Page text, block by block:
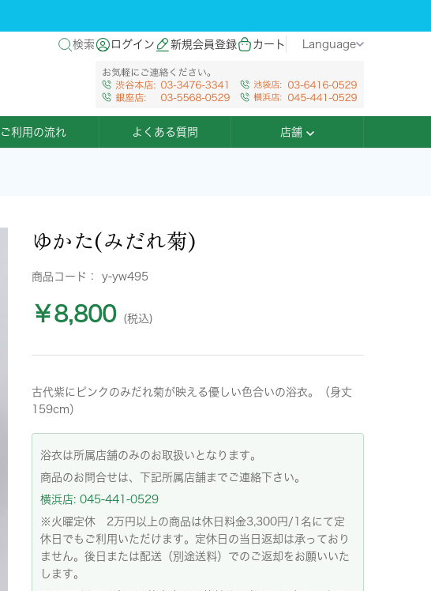
検索 ログイン 新規会員登録 カート Language
ご利用の流れ よくある質問 店舗
ゆかた(みだれ菊)
商品コード： y-yw495
￥8,800 (税込)
古代紫にピンクのみだれ菊が映える優しい色合いの浴衣。（身丈
159cm）
浴衣は所属店舗のみのお取扱いとなります。
商品のお問合せは、下記所属店舗までご連絡下さい。
横浜店: 045-441-0529
※火曜定休 2万円以上の商品は休日料金3,300円/1名にて定
休日でもご利用いただけます。定休日の当日返却は承っており
ません。後日または配送（別途送料）でのご返却をお願いいた
します。